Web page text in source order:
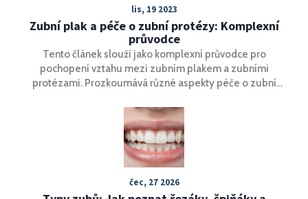
lis, 19 2023
Zubní plak a péče o zubní protézy: Komplexní
průvodce
Tento článek slouží jako komplexní průvodce pro
pochopení vztahu mezi zubním plakem a zubními
protézami. Prozkoumává různé aspekty péče o zubní
poskytuje promyšlené rady, jak udržet vaše protézy v
nejlepším možném stavu. V článku najdete zajímavá fakta
a tipy, které vaší denní rutinu péče o ústní hygienu
posunou na novou úroveň.
čec, 27 2026